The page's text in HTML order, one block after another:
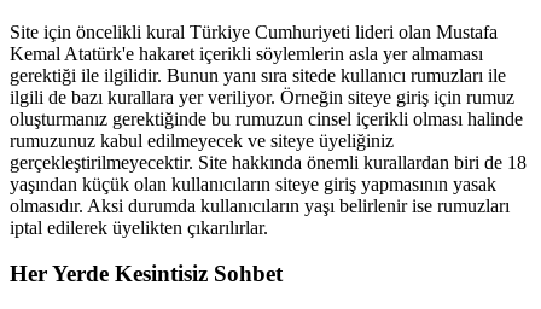
Site için öncelikli kural Türkiye Cumhuriyeti lideri olan Mustafa
Kemal Atatürk'e hakaret içerikli söylemlerin asla yer almaması
gerektiği ile ilgilidir. Bunun yanı sıra sitede kullanıcı rumuzları ile
ilgili de bazı kurallara yer veriliyor. Örneğin siteye giriş için rumuz
oluşturmanız gerektiğinde bu rumuzun cinsel içerikli olması halinde
rumuzunuz kabul edilmeyecek ve siteye üyeliğiniz
gerçekleştirilmeyecektir. Site hakkında önemli kurallardan biri de 18
yaşından küçük olan kullanıcıların siteye giriş yapmasının yasak
olmasıdır. Aksi durumda kullanıcıların yaşı belirlenir ise rumuzları
iptal edilerek üyelikten çıkarılırlar.
Her Yerde Kesintisiz Sohbet